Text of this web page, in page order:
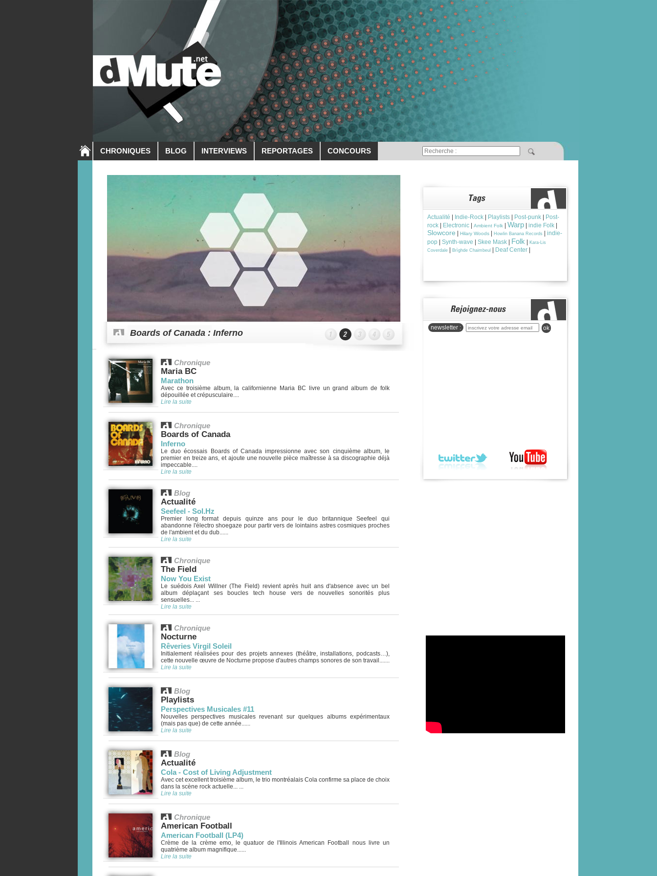
CHRONIQUES BLOG INTERVIEWS REPORTAGES CONCOURS
Boards of Canada : Inferno
Chronique
Maria BC
Marathon
Avec ce troisième album, la californienne Maria BC livre un grand album de folk
dépouillée et crépusculaire....
Lire la suite
Chronique
Boards of Canada
Inferno
Le duo écossais Boards of Canada impressionne avec son cinquième album, le
premier en treize ans, et ajoute une nouvelle pièce maîtresse à sa discographie déjà
impeccable....
Lire la suite
Blog
Actualité
Seefeel - Sol.Hz
Premier long format depuis quinze ans pour le duo britannique Seefeel qui
abandonne l'électro shoegaze pour partir vers de lointains astres cosmiques proches
de l'ambient et du dub......
Lire la suite
Chronique
The Field
Now You Exist
Le suédois Axel Willner (The Field) revient après huit ans d'absence avec un bel
album déplaçant ses boucles tech house vers de nouvelles sonorités plus
sensuelles... ...
Lire la suite
Chronique
Nocturne
Rêveries Virgil Soleil
Initialement réalisées pour des projets annexes (théâtre, installations, podcasts…),
cette nouvelle œuvre de Nocturne propose d'autres champs sonores de son travail.......
Lire la suite
Blog
Playlists
Perspectives Musicales #11
Nouvelles perspectives musicales revenant sur quelques albums expérimentaux
(mais pas que) de cette année......
Lire la suite
Blog
Actualité
Cola - Cost of Living Adjustment
Avec cet excellent troisième album, le trio montréalais Cola confirme sa place de choix
dans la scène rock actuelle... ...
Lire la suite
Chronique
American Football
American Football (LP4)
Crème de la crème emo, le quatuor de l'Illinois American Football nous livre un
quatrième album magnifique......
Lire la suite
Actualité Indie-Rock Playlists Post-punk
Post-
rock
Electronic Ambient Folk Warp indie Folk
Slowcore Hilary Woods Howlin Banana Records
indie-
pop
Synth-wave Skee Mask Folk
Kara-Lis
Coverdale
Brìghde Chaimbeul Deaf Center
newsletter : ok